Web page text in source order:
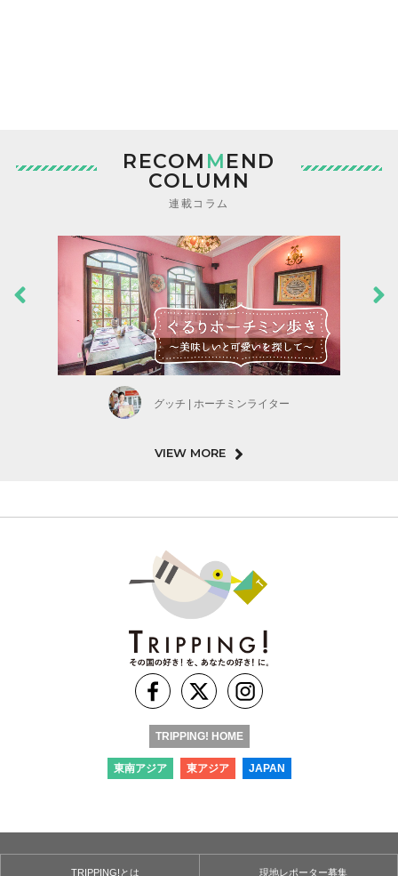
RECOM MEND
COLUMN
連載コラム
グッチ | ホーチミンライター
VIEW MORE
TRIPPING! HOME
東南アジア 東アジア JAPAN
TRIPPING!とは 現地レポーター募集